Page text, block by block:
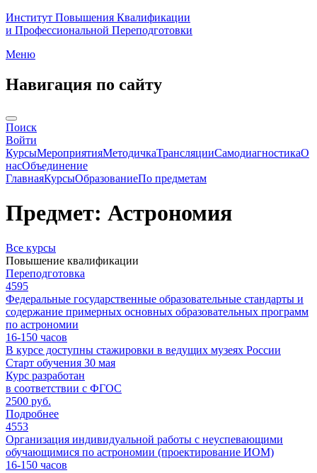
Институт Повышения Квалификации
и Профессиональной Переподготовки
Меню
Навигация по сайту
Поиск
Войти
КурсыМероприятияМетодичкаТрансляцииСамодиагностикаО
насОбъединение
ГлавнаяКурсыОбразованиеПо предметам
Предмет: Астрономия
Все курсы
Повышение квалификации
Переподготовка
4595
Федеральные государственные образовательные стандарты и
содержание примерных основных образовательных программ
по астрономии
16-150 часов
В курсе доступны стажировки в ведущих музеях России
Старт обучения 30 мая
Курс разработан
в соответствии с ФГОС
2500 руб.
Подробнее
4553
Организация индивидуальной работы с неуспевающими
обучающимися по астрономии (проектирование ИОМ)
16-150 часов